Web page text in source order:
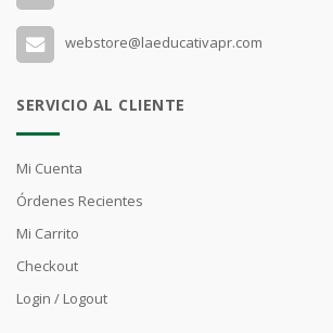
webstore@laeducativapr.com
SERVICIO AL CLIENTE
Mi Cuenta
Órdenes Recientes
Mi Carrito
Checkout
Login / Logout